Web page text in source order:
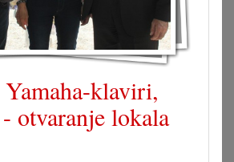
klaviri,
otvaranje lokala